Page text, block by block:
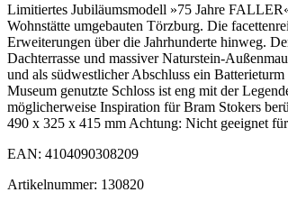
Limitiertes Jubiläumsmodell »75 Jahre
Wohnstätte umgebauten Törzburg. Die
Erweiterungen über die Jahrhunderte hinweg.
Dachterrasse und massiver Naturstein-
und als südwestlicher Abschluss ein
Museum genutzte Schloss ist eng mit der
möglicherweise Inspiration für Bram Stokers
490 x 325 x 415 mm Achtung: Nicht geeignet
EAN: 4104090308209
Artikelnummer: 130820